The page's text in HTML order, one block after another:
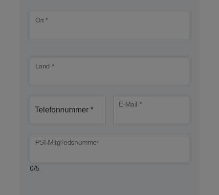
Ort *
Land *
Telefonnummer *
E-Mail *
PSI-Mitgliedsnummer
0/5